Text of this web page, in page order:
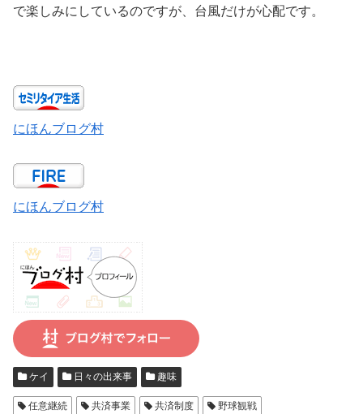
で楽しみにしているのですが、台風だけが心配です。
にほんブログ村
にほんブログ村
ケイ 日々の出来事 趣味
任意継続 共済事業 共済制度 野球観戦